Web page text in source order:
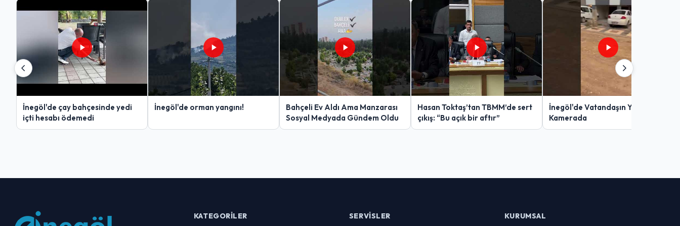
İnegöl'de çay bahçesinde yedi
içti hesabı ödemedi
İnegöl'de orman yangını!
Bahçeli Ev Aldı Ama Manzarası
Sosyal Medyada Gündem Oldu
Hasan Toktaş’tan TBMM’de sert
çıkış: “Bu açık bir aftır”
İnegöl'de Vatandaşın Yol Çilesi
Kamerada
KATEGORILER SERVISLER KURUMSAL